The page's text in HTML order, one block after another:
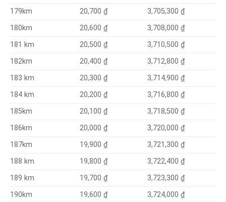
179km
20,700 ₫
3,705,300 ₫
180km
20,600 ₫
3,708,000 ₫
181 km
20,500 ₫
3,710,500 ₫
182km
20,400 ₫
3,712,800 ₫
183 km
20,300 ₫
3,714,900 ₫
184 km
20,200 ₫
3,716,800 ₫
185km
20,100 ₫
3,718,500 ₫
186km
20,000 ₫
3,720,000 ₫
187km
19,900 ₫
3,721,300 ₫
188 km
19,800 ₫
3,722,400 ₫
189 km
19,700 ₫
3,723,300 ₫
190km
19,600 ₫
3,724,000 ₫